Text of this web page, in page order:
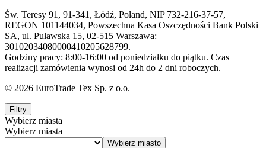
Św. Teresy 91, 91-341, Łódź, Poland, NIP 732-216-37-57,
REGON 101144034, Powszechna Kasa Oszczędności Bank Polski
SA, ul. Puławska 15, 02-515 Warszawa:
30102034080000410205628799.
Godziny pracy: 8:00-16:00 od poniedziałku do piątku. Czas
realizacji zamówienia wynosi od 24h do 2 dni roboczych.
© 2026 EuroTrade Tex Sp. z o.o.
Filtry
Wybierz miasta
Wybierz miasta